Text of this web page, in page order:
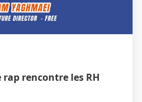
rap rencontre les RH